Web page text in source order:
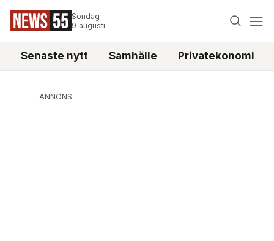
Söndag
9 augusti
Senaste nytt Samhälle Privatekonomi
ANNONS